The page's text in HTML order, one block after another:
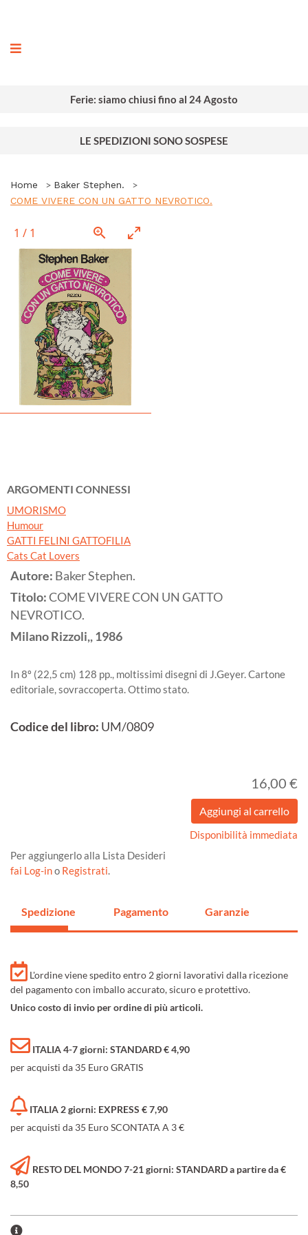
Ferie: siamo chiusi fino al 24 Agosto
LE SPEDIZIONI SONO SOSPESE
Home
Baker Stephen.
COME VIVERE CON UN GATTO NEVROTICO.
1 / 1
ARGOMENTI CONNESSI
UMORISMO
Humour
GATTI FELINI GATTOFILIA
Cats Cat Lovers
Autore: Baker Stephen.
Titolo:COME VIVERE CON UN GATTO
NEVROTICO.
MilanoRizzoli,,1986
In 8º (22,5 cm) 128 pp., moltissimi disegni di J.Geyer. Cartone
editoriale, sovraccoperta. Ottimo stato.
Codice del libro: UM/0809
16,00 €
Disponibilità immediata
Per aggiungerlo alla Lista Desideri
fai Log-ino Registrati.
Spedizione Pagamento Garanzie
L'ordine viene spedito entro 2 giorni lavorativi dalla ricezione
del pagamento con imballo accurato, sicuro e protettivo.
Unico costo di invio per ordine di più articoli.
ITALIA 4-7 giorni: STANDARD € 4,90
per acquisti da 35 Euro GRATIS
ITALIA 2 giorni: EXPRESS € 7,90
per acquisti da 35 Euro SCONTATA A 3 €
RESTO DEL MONDO 7-21 giorni: STANDARD a partire da €
8,50